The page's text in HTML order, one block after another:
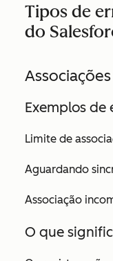
Tipos de
do
Associações
Exemplos de
Limite de
Aguardando
Associação
O que